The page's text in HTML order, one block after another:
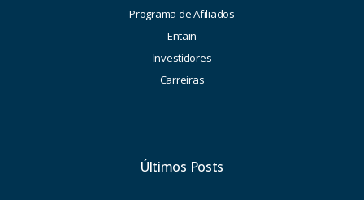
Programa de Afiliados
Entain
Investidores
Carreiras
Últimos Posts